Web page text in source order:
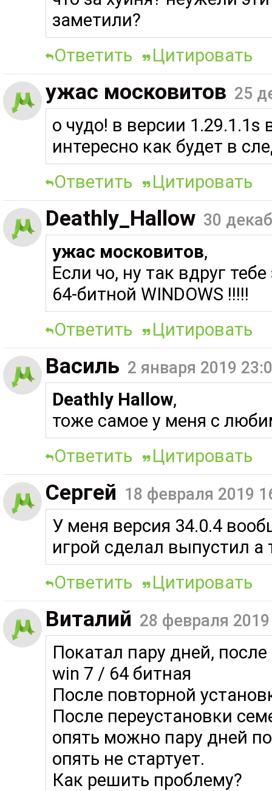
заметили?
Ответить
Цитировать
ужас московитов 25
о чудо! в версии 1.29.1.1s
интересно как будет в
Ответить
Цитировать
Deathly_Hallow 30
ужас московитов,
Если чо, ну так вдруг
64-битной WINDOWS !!!!!
Ответить
Цитировать
Василь 2 января 2019
Deathly Hallow,
тоже самое у меня с
Ответить
Цитировать
Сергей 18 февраля 2019
У меня версия 34.0.4
игрой сделал выпустил а
Ответить
Цитировать
Виталий 28 февраля
Покатал пару дней, после
win 7 / 64 битная
После повторной
После переустановки
опять можно пару дней
опять не стартует.
Как решить проблему?